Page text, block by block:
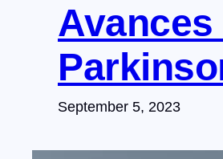
September 5, 2023